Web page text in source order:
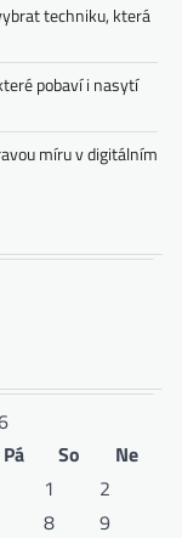
techniku, která
pobaví i nasytí
míru v digitálním
Pá So
Ne
1
2
8
9